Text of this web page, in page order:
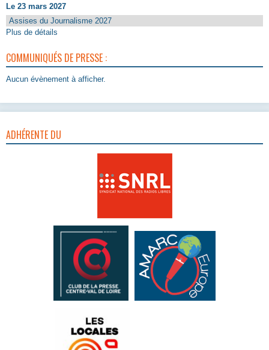
Le 23 mars 2027
Assises du Journalisme 2027
Plus de détails
COMMUNIQUÉS DE PRESSE :
Aucun évènement à afficher.
ADHÉRENTE DU